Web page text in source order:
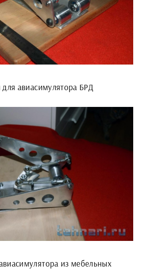
авиасимулятора БРД
из мебельных